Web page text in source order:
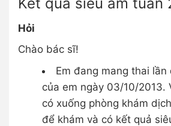
Hỏi
Chào bác sĩ!
Em đang mang thai lần
của em ngày 03/10/2013.
có xuống phòng khám
để khám và có kết quả